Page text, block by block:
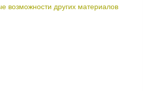
возможности других материалов